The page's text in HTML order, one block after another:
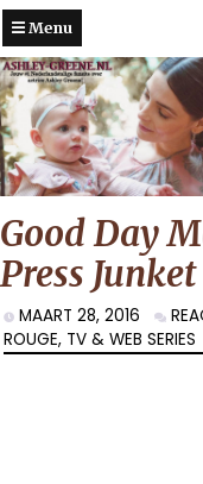
Menu
Good Day
Press Junket
MAART 28, 2016
ROUGE, TV & WEB SERIES